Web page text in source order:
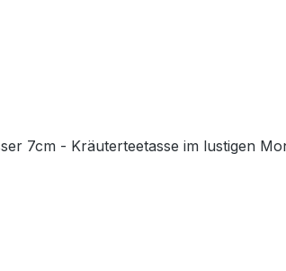
7cm - Kräuterteetasse im lustigen